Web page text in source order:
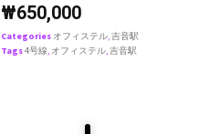
₩650,000
Categories オフィステル,吉音駅
Tags4号線, オフィステル,吉音駅